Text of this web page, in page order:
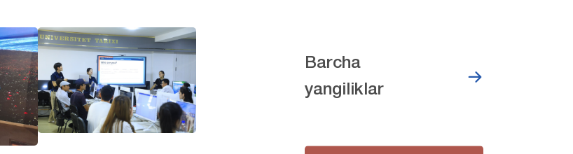
Barcha
yangiliklar